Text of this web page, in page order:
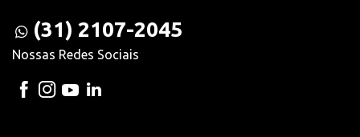
(31) 2107-2045
Nossas Redes Sociais